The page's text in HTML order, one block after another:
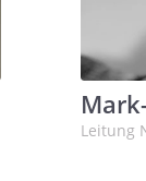
Leitung